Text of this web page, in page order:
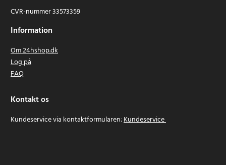
CVR-nummer 33573359
Information
Om 24hshop.dk
Log på
FAQ
Kontakt os
Kundeservice via kontaktformularen:Kundeservice